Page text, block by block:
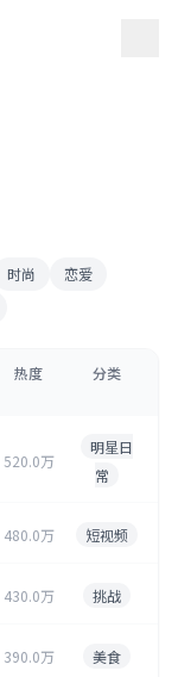
时尚
恋爱
热度 分类
520.0万
明星日
常
480.0万 短视频
430.0万 挑战
390.0万 美食